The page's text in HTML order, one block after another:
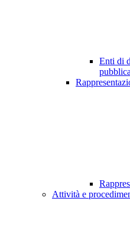
Enti di
Attività e